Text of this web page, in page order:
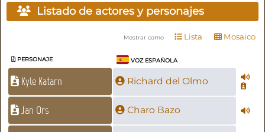
Listado de actores y personajes
Mostrar como Lista Mosaico
PERSONAJE VOZ ESPAÑOLA
Kyle Katarn Richard del Olmo
Jan Ors Charo Bazo